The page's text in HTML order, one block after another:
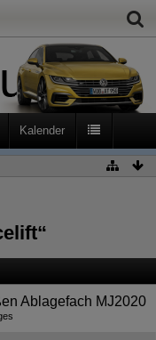
Kalender
Ablagefach MJ2020